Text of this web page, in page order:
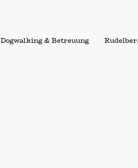
Dogwalking & Betreuung